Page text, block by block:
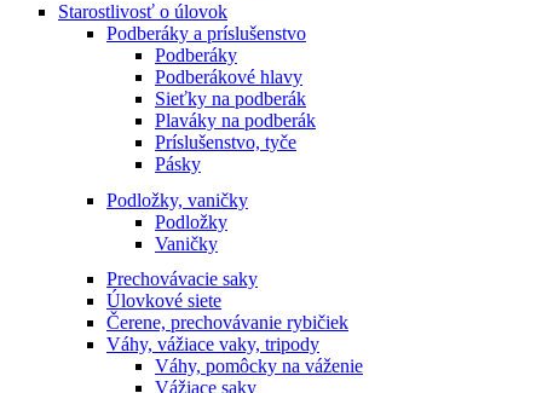
Starostlivosť o úlovok
Podberáky a príslušenstvo
Podberáky
Podberákové hlavy
Sieťky na podberák
Plaváky na podberák
Príslušenstvo, tyče
Pásky
Podložky, vaničky
Podložky
Vaničky
Prechovávacie saky
Úlovkové siete
Čerene, prechovávanie rybičiek
Váhy, vážiace vaky, tripody
Váhy, pomôcky na váženie
Vážiace saky